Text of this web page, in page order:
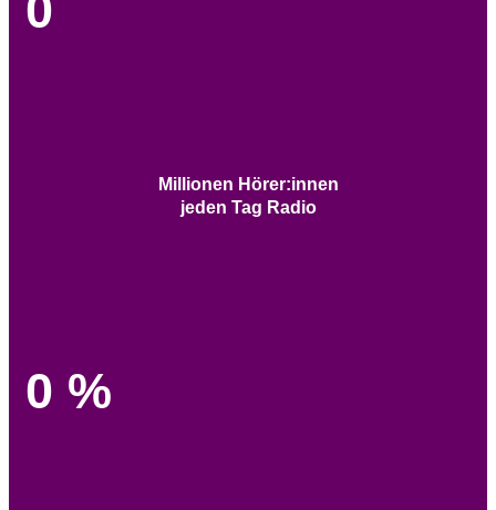
Millionen Hörer:innen
jeden Tag Radio
0 %